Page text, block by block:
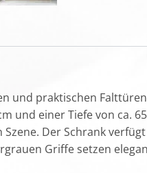
und praktischen
und einer Tiefe von ca.
Szene. Der Schrank
Griffe setzen